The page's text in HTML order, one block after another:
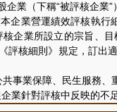
（下稱“被評核企業”
營運績效評核執行
企業所設立的宗旨、
評核細則》規定，訂
業保障、民生服務、
針對評核中反映的